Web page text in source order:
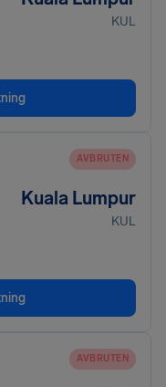
KUL
AVBRUTEN
Kuala Lumpur
KUL
AVBRUTEN